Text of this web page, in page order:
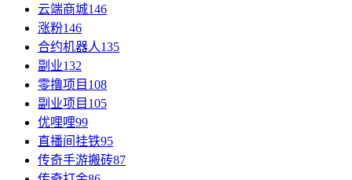
云端商城146
涨粉146
合约机器人135
副业132
零撸项目 108
副业项目 105
优哩哩99
直播间挂铁95
传奇手游搬砖87